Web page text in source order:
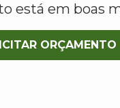
está em boas
ORÇAMENTO